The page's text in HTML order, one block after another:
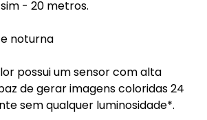
- 20 metros.
noturna
possui um sensor com alta
de gerar imagens coloridas 24
sem qualquer luminosidade*.